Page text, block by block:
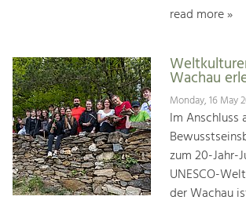
read more »
Wachau
Monday, 16 May
Im Anschluss
zum 20-Jahr-
UNESCO-
der Wachau